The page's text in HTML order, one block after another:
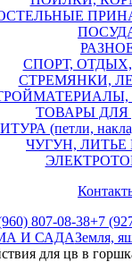
ПОСУДА
РАЗНОЕ
СПОРТ, ОТДЫХ,
СТРЕМЯНКИ,
ТОВАРЫ ДЛЯ
(петли,
ЧУГУН, ЛИТЬЕ
Контакты
807-08-38+7
И САДАЗемля,
для цв в